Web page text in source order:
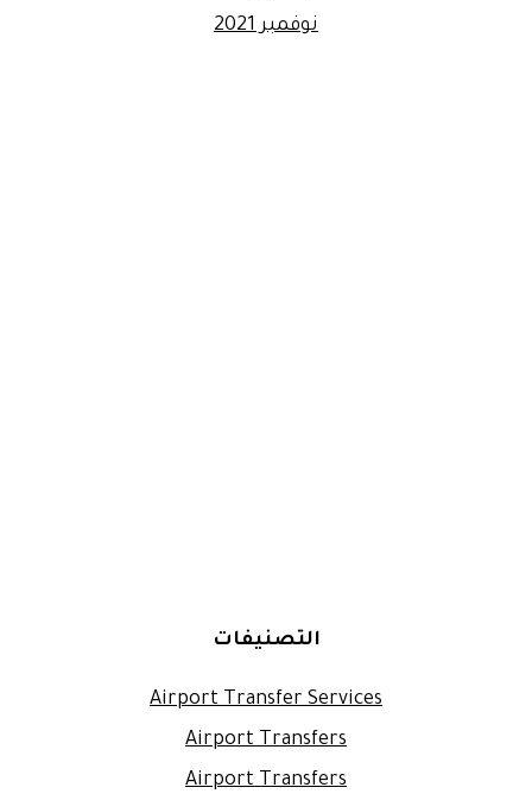
نوفمبر 2021
التصنيفات
Airport Transfer Services
Airport Transfers
Airport Transfers